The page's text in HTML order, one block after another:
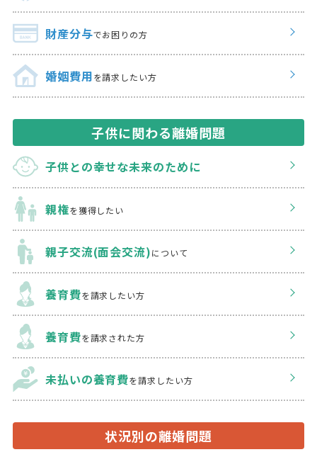
財産分与でお困りの方
婚姻費用を請求したい方
子供に関わる離婚問題
子供との幸せな未来のために
親権を獲得したい
親子交流(面会交流)について
養育費を請求したい方
養育費を請求された方
未払いの養育費を請求したい方
状況別の離婚問題